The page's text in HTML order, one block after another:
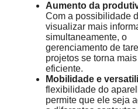
Aumento da
Com a possibilidade
visualizar mais
simultaneamente, o
gerenciamento de
projetos se torna
eficiente.
Mobilidade e
flexibilidade do
permite que ele seja